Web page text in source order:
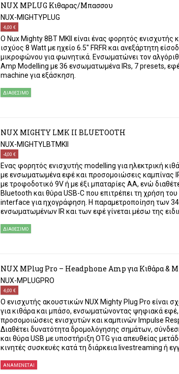
NUX MPLUG Κιθαρας/Μπασσου
NUX-MIGHTYPLUG
-6,00 €
Ο Nux Mighty 8BT MKII είναι ένας φορητός ενισχυτής
ισχύος 8 Watt με ηχείο 6.5" FRFR και ανεξάρτητη
μικροφώνου για φωνητικά. Ενσωματώνει τον
Amp Modelling με 36 ενσωματωμένα IRs, 7 presets,
machine για εξάσκηση.
ΔΙΑΘΈΣΙΜΟ
NUX MIGHTY LMK II BLUETOOTH
NUX-MIGHTYLBTMKII
-4,00 €
Eνας φορητός ενισχυτής modelling για ηλεκτρική
με ενσωματωμένα εφέ και προσομοιώσεις καμπίνας
με τροφοδοτικό 9V ή με έξι μπαταρίες AA, ενώ
Bluetooth και θύρα USB-C που επιτρέπει τη χρήση
interface για ηχογράφηση. Η παραμετροποίηση των 34
ενσωματωμένων IR και των εφέ γίνεται μέσω της
ΔΙΑΘΈΣΙΜΟ
NUX MPlug Pro – Headphone Amp για Κιθάρα &
NUX-MPLUGPRO
-6,00 €
Ο ενισχυτής ακουστικών NUX Mighty Plug Pro είναι
για κιθάρα και μπάσο, ενσωματώνοντας ψηφιακά εφέ,
προσομοιώσεις ενισχυτών και καμπινών Impulse
Διαθέτει δυνατότητα δρομολόγησης σημάτων,
και θύρα USB με υποστήριξη OTG για απευθείας
κινητές συσκευές κατά τη διάρκεια livestreaming ή
ΑΝΑΜΈΝΕΤΑΙ